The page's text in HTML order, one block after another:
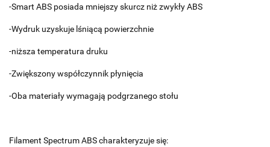
-Smart ABS posiada mniejszy skurcz niż zwykły ABS
-Wydruk uzyskuje lśniącą powierzchnie
-niższa temperatura druku
-Zwiększony współczynnik płynięcia
-Oba materiały wymagają podgrzanego stołu
Filament Spectrum ABS charakteryzuje się: